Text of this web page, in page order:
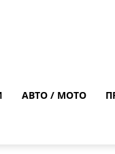
АВТО / МОТО